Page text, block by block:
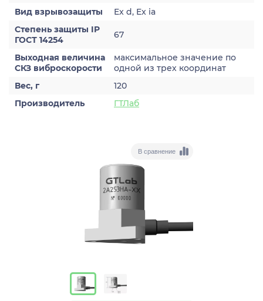
Вид взрывозащиты
Ex d, Ex ia
Степень защиты IP
ГОСТ 14254
67
Выходная величина
СКЗ виброскорости
максимальное значение по
одной из трех координат
Вес, г
120
Производитель
ГТЛаб
В сравнение